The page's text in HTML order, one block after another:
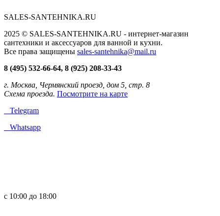
SALES-SANTEHNIKA.RU
2025 © SALES-SANTEHNIKA.RU - интернет-магазин
сантехники и аксессуаров для ванной и кухни.
Все права защищены sales-santehnika@mail.ru
8 (495) 532-66-64, 8 (925) 208-33-43
г. Москва, Чермянский проезд, дом 5, стр. 8
Схема проезда. Посмотрите на карте
Telegram
Whatsapp
с 10:00 до 18:00